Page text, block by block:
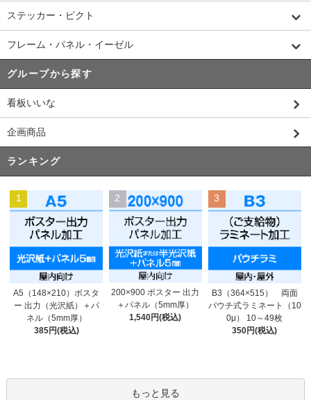
ステッカー・ピクト
フレーム・パネル・イーゼル
グループから探す
看板いいな
企画商品
ランキング
1
A5（148×210）ポスタ
ー 出力（光沢紙）＋パ
ネル（5mm厚）
385円(税込)
2
200×900 ポスター 出力
＋パネル（5mm厚）
1,540円(税込)
3
B3（364×515） 両面
パウチ式ラミネート（10
0μ） 10～49枚
350円(税込)
もっと見る